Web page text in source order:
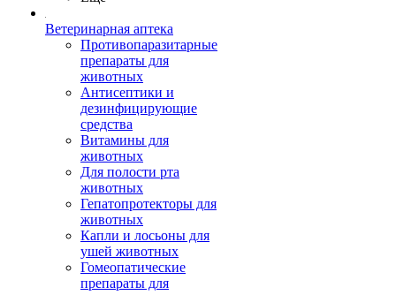
Ветеринарная аптека
Противопаразитарные
препараты для
животных
Антисептики и
дезинфицирующие
средства
Витамины для
животных
Для полости рта
животных
Гепатопротекторы для
животных
Капли и лосьоны для
ушей животных
Гомеопатические
препараты для